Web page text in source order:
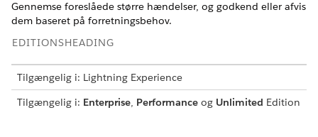
Gennemse foreslåede større hændelser, og godkend eller afvis
dem baseret på forretningsbehov.
EDITIONSHEADING
Tilgængelig i: Lightning Experience
Tilgængelig i: Enterprise, Performance og Unlimited Edition